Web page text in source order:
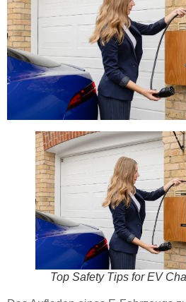
Top Safety Tips for EV